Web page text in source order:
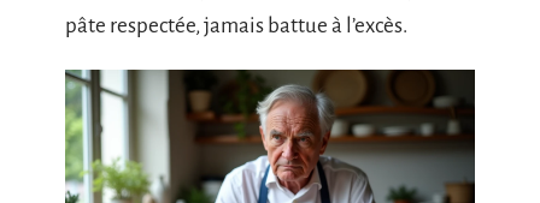
pâte respectée, jamais battue à l’excès.